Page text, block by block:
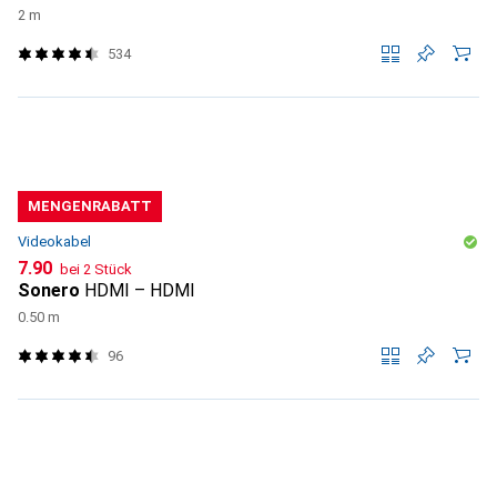
2 m
534
MENGENRABATT
Videokabel
CHF
7.90 bei 2 Stück
Sonero HDMI – HDMI
0.50 m
96